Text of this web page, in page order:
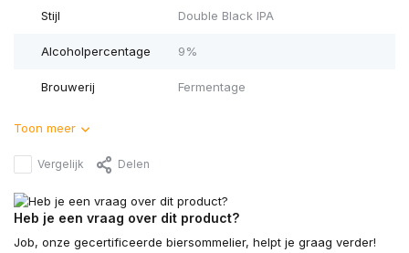
Stijl Double Black IPA
Alcoholpercentage 9%
Brouwerij Fermentage
Toon meer
Vergelijk Delen
Heb je een vraag over dit product?
Job, onze gecertificeerde biersommelier, helpt je graag verder!